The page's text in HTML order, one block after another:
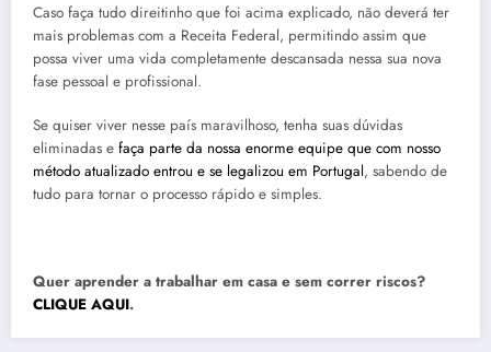
Caso faça tudo direitinho que foi acima explicado, não deverá ter
mais problemas com a Receita Federal, permitindo assim que
possa viver uma vida completamente descansada nessa sua nova
fase pessoal e profissional.
Se quiser viver nesse país maravilhoso, tenha suas dúvidas
eliminadas e faça parte da nossa enorme equipe que com nosso
método atualizado entrou e se legalizou em Portugal, sabendo de
tudo para tornar o processo rápido e simples.
Quer aprender a trabalhar em casa e sem correr riscos?
CLIQUE AQUI.